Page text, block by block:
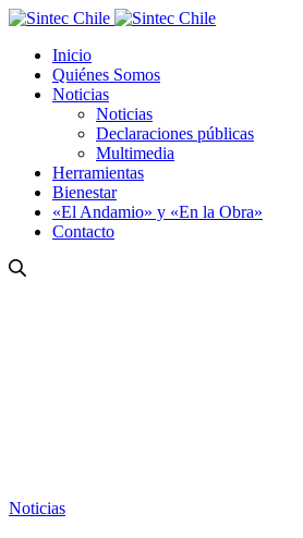
Inicio
Quiénes Somos
Noticias
Noticias
Declaraciones públicas
Multimedia
Herramientas
Bienestar
«El Andamio» y «En la Obra»
Contacto
Noticias